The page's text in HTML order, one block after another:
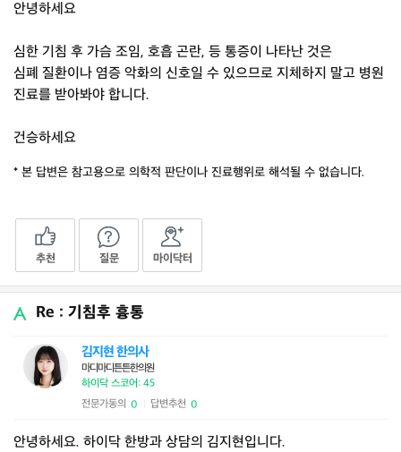
안녕하세요
심한 기침 후 가슴 조임, 호흡 곤란, 등 통증이 나타난 것은
심폐 질환이나 염증 악화의 신호일 수 있으므로 지체하지 말고 병원
진료를 받아봐야 합니다.
건승하세요
* 본 답변은 참고용으로 의학적 판단이나 진료행위로 해석될 수 없습니다.
추천 질문 마이닥터
Re : 기침후 흉통
김지현 한의사
마디마디튼튼한의원
하이닥 스코어: 45
전문가동의 0 답변추천 0
안녕하세요. 하이닥 한방과 상담의 김지현입니다.